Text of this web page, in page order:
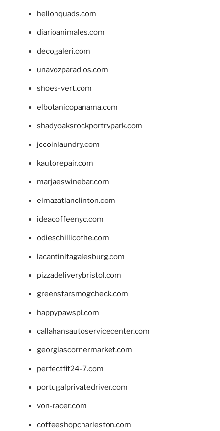
hellonquads.com
diarioanimales.com
decogaleri.com
unavozparadios.com
shoes-vert.com
elbotanicopanama.com
shadyoaksrockportrvpark.com
jccoinlaundry.com
kautorepair.com
marjaeswinebar.com
elmazatlanclinton.com
ideacoffeenyc.com
odieschillicothe.com
lacantinitagalesburg.com
pizzadeliverybristol.com
greenstarsmogcheck.com
happypawspl.com
callahansautoservicecenter.com
georgiascornermarket.com
perfectfit24-7.com
portugalprivatedriver.com
von-racer.com
coffeeshopcharleston.com